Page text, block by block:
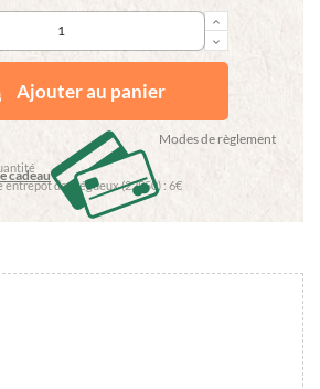
keyboard_arrow_up
keyboard_arrow_down
Ajouter au panier
cadeau
Modes de règlement
de Trégueux (22950) : 6€